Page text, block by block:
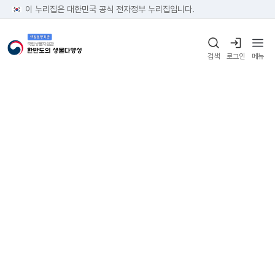
이 누리집은 대한민국 공식 전자정부 누리집입니다.
검색 로그인 메뉴